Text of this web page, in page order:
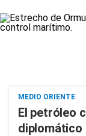
MEDIO ORIENTE
El petróleo
diplomático